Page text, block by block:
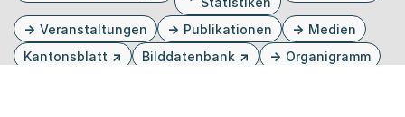
Veranstaltungen Publikationen
Medien
Kantonsblatt
Bilddatenbank
Organigramm